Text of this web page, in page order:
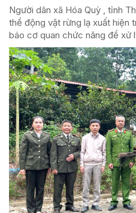
Người dân xã Hóa Quỳ , tỉnh
thể động vật rừng lạ xuất hiện
báo cơ quan chức năng để xử